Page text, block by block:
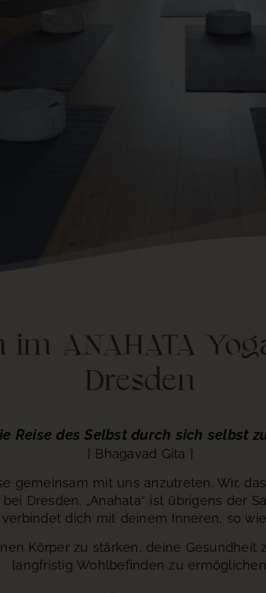
im ANAHATA
Dresden
Reise des Selbst durch sich selbst
[ Bhagavad Gita ]
mit uns anzutreten. Wir,
Dresden. „Anahata“ ist übrigens der
verbindet dich mit deinem Inneren, so
Körper zu stärken, deine
langfristig Wohlbefinden zu